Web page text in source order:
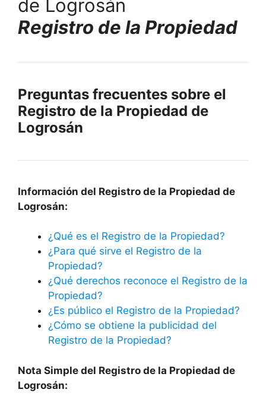
Registro de la Propiedad
Preguntas frecuentes sobre el
Registro de la Propiedad de
Logrosán
Información del Registro de la Propiedad de
Logrosán:
¿Qué es el Registro de la Propiedad?
¿Para qué sirve el Registro de la
Propiedad?
¿Qué derechos reconoce el Registro de la
Propiedad?
¿Es público el Registro de la Propiedad?
¿Cómo se obtiene la publicidad del
Registro de la Propiedad?
Nota Simple del Registro de la Propiedad de
Logrosán: